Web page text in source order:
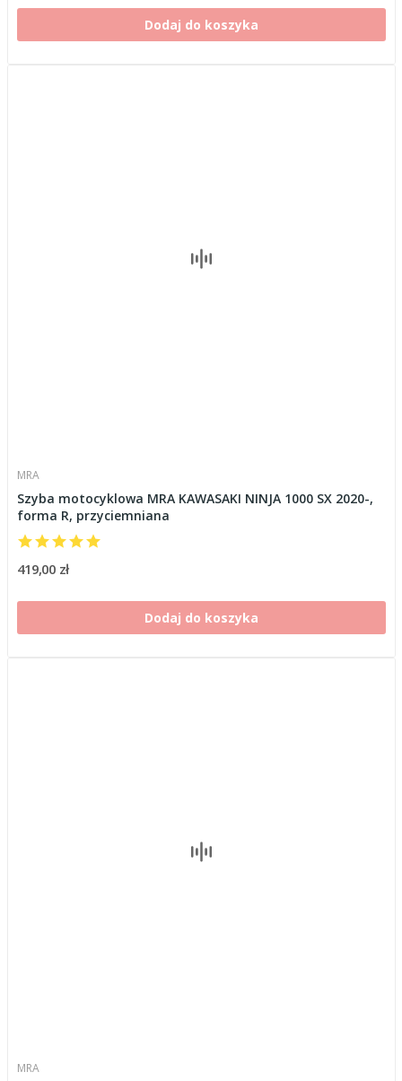
Dodaj do koszyka
MRA
Szyba motocyklowa MRA KAWASAKI NINJA 1000 SX 2020-,
forma R, przyciemniana
419,00 zł
Dodaj do koszyka
MRA